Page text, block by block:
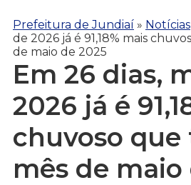
Prefeitura de Jundiaí » Notícias
de 2026 já é 91,18% mais
de maio de 2025
Em 26 dias,
2026 já é
chuvoso que
mês de maio